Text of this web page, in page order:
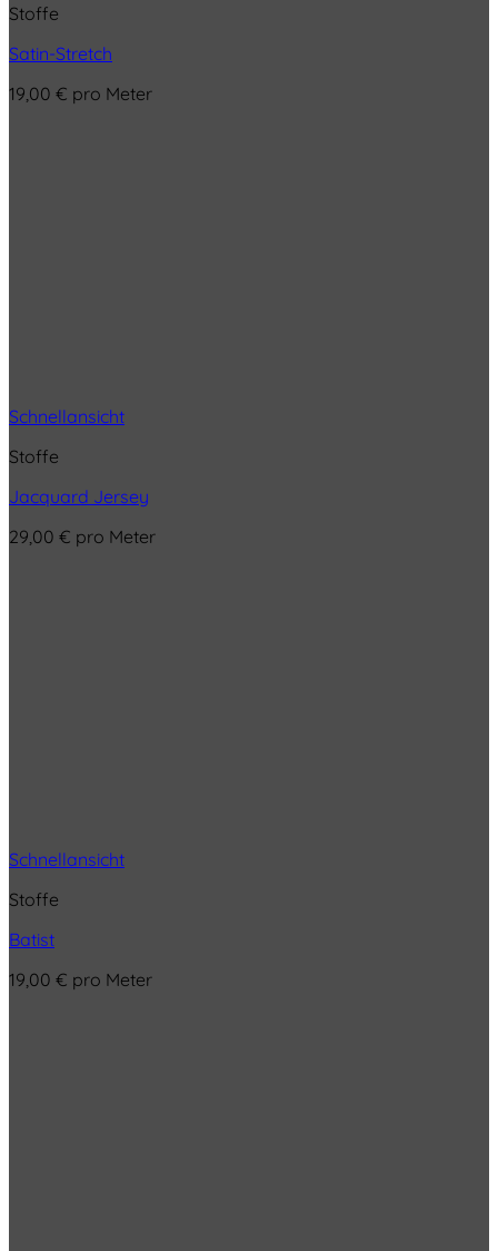
Stoffe
Satin-Stretch
19,00 € pro Meter
Schnellansicht
Stoffe
Jacquard Jersey
29,00 € pro Meter
Schnellansicht
Stoffe
Batist
19,00 € pro Meter